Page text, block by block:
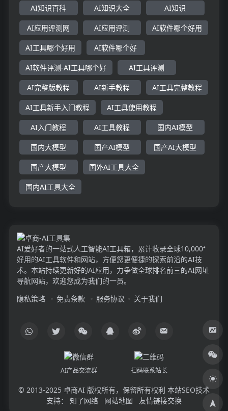
AI知识百科 AI知识大全 AI知识
AI应用评测网 AI应用评测 AI软件哪个好用
AI工具哪个好用 AI软件哪个好
AI软件评测-AI工具哪个好 AI工具评测
AI完整版教程 AI新手教程 AI工具完整教程
AI工具新手入门教程 AI工具使用教程
AI入门教程 AI工具教程 国内AI模型
国内大模型 国产AI模型 国产AI大模型
国产大模型 国外AI工具大全
国内AI工具大全
AI爱好者的一站式人工智能AI工具箱，累计收录全球10,000⁺
好用的AI工具软件和网站，方便您更便捷的探索前沿的AI技
术。本站持续更新好的AI应用，力争做全球排名前三的AI网址
导航网站，欢迎您成为我们的一员。
隐私策略
免责条款 服务协议 关于我们
AI产品交流群 扫码联系站长
© 2013-2025 卓商AI 版权所有，保留所有权利 本站SEO技术
支持：
知了网络 网站地图 友情链接交换